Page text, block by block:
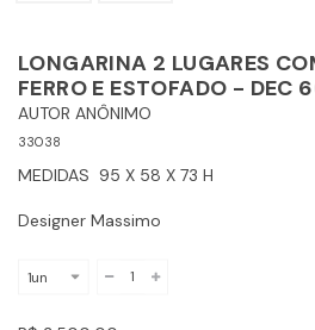
LONGARINA 2 LUGARES
FERRO E ESTOFADO - DEC
AUTOR ANÔNIMO
33038
MEDIDAS 95 X 58 X 73 H
Designer Massimo